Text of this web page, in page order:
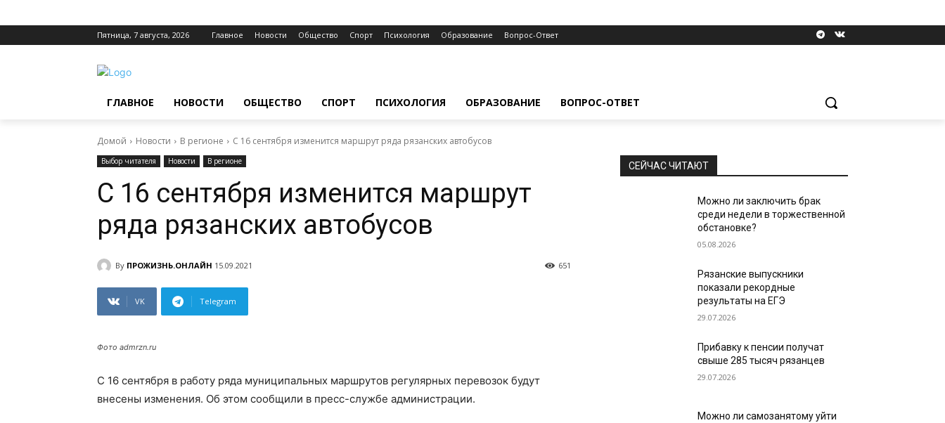
Пятница, 7 августа, 2026 Главное Новости Общество Спорт Психология Образование Вопрос-Ответ
ГЛАВНОЕ НОВОСТИ ОБЩЕСТВО СПОРТ ПСИХОЛОГИЯ ОБРАЗОВАНИЕ ВОПРОС-ОТВЕТ
Домой Новости В регионе С 16 сентября изменится маршрут ряда рязанских автобусов
Выбор читателя Новости В регионе
С 16 сентября изменится маршрут
ряда рязанских автобусов
By ПРОЖИЗНЬ.ОНЛАЙН 15.09.2021 651
VK Telegram
Фото admrzn.ru
С 16 сентября в работу ряда муниципальных маршрутов регулярных перевозок будут
внесены изменения. Об этом сообщили в пресс-службе администрации.
СЕЙЧАС ЧИТАЮТ
Можно ли заключить брак
среди недели в торжественной
обстановке?
05.08.2026
Рязанские выпускники
показали рекордные
результаты на ЕГЭ
29.07.2026
Прибавку к пенсии получат
свыше 285 тысяч рязанцев
29.07.2026
Можно ли самозанятому уйти